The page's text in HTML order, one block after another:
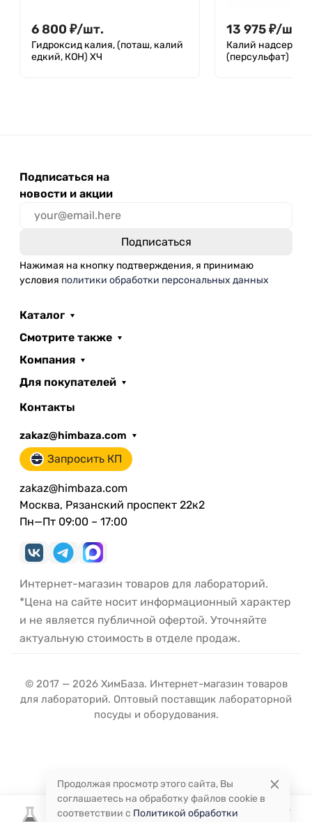
6 800 ₽/шт.
Гидроксид калия, (поташ, калий
едкий, КОН) ХЧ
13 975₽/шт.
Калий
(персульфат)
Подписаться на
новости и акции
Нажимая на кнопку подтверждения, я принимаю
условия политики обработки персональных данных
Каталог
Смотрите также
Компания
Для покупателей
Контакты
zakaz@himbaza.com
Запросить КП
zakaz@himbaza.com
Москва, Рязанский проспект 22к2
Пн—Пт 09:00 – 17:00
Интернет-магазин товаров для лабораторий.
*Цена на сайте носит информационный характер
и не является публичной офертой. Уточняйте
актуальную стоимость в отделе продаж.
© 2017 — 2026 ХимБаза. Интернет-магазин товаров
для лабораторий. Оптовый поставщик лабораторной
посуды и оборудования.
Продолжая просмотр этого сайта, Вы
соглашаетесь на обработку файлов cookie в
соответствии с Политикой обработки